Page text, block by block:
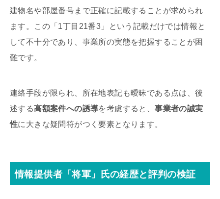
建物名や部屋番号まで正確に記載することが求められ
ます。この「1丁目21番3」という記載だけでは情報と
して不十分であり、事業所の実態を把握することが困
難です。
連絡手段が限られ、所在地表記も曖昧である点は、後
述する高額案件への誘導を考慮すると、事業者の誠実
性に大きな疑問符がつく要素となります。
情報提供者「将軍」氏の経歴と評判の検証